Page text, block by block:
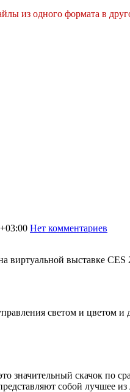
из одного формата в
Нет комментариев
виртуальной выставке
светом и цветом
значительный скачок
собой лучшее